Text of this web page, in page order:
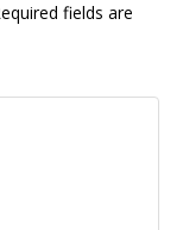
fields are